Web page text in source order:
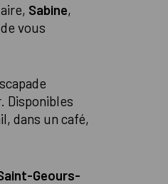
Sabine,
vous
Disponibles
dans un café,
Geours-